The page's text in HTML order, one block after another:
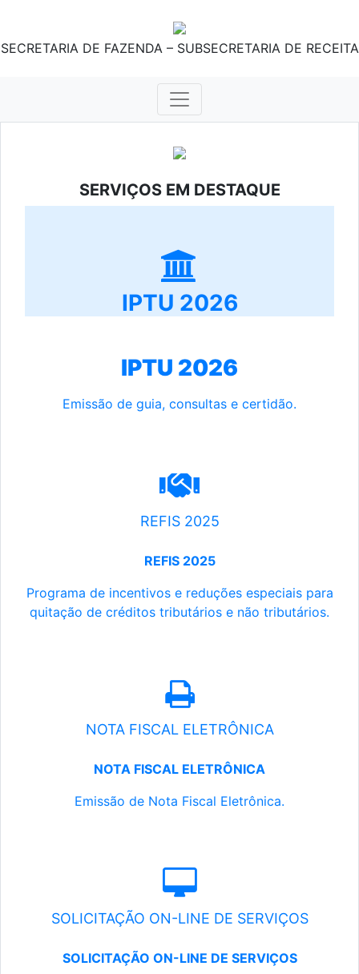
SECRETARIA DE FAZENDA – SUBSECRETARIA DE RECEITA
SERVIÇOS EM DESTAQUE
IPTU 2026
IPTU 2026
Emissão de guia, consultas e certidão.
REFIS 2025
REFIS 2025
Programa de incentivos e reduções especiais para
quitação de créditos tributários e não tributários.
NOTA FISCAL ELETRÔNICA
NOTA FISCAL ELETRÔNICA
Emissão de Nota Fiscal Eletrônica.
SOLICITAÇÃO ON-LINE DE SERVIÇOS
SOLICITAÇÃO ON-LINE DE SERVIÇOS